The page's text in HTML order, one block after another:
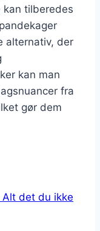
kan tilberedes
alternativ, der
kan man
fra
gør dem